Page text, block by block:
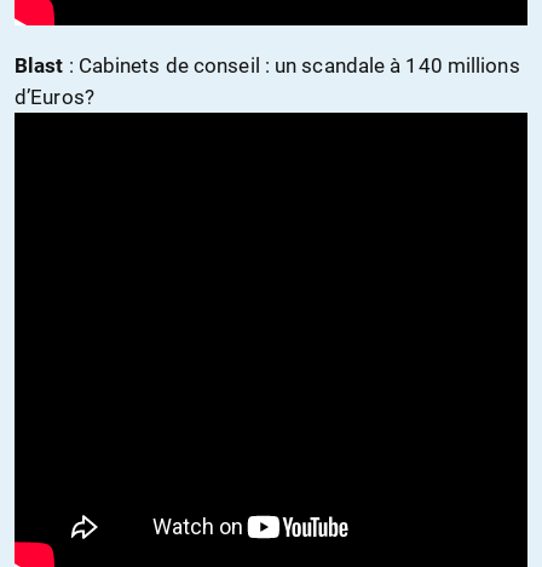
Blast : Cabinets de conseil : un scandale à 140 millions
d’Euros?